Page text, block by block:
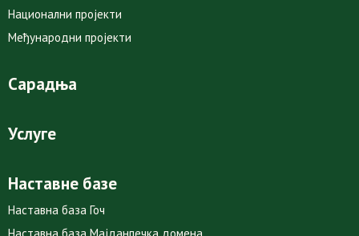
Национални пројекти
Међународни пројекти
Сарадња
Услуге
Наставне базе
Наставна база Гоч